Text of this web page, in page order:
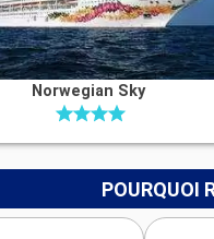
Norwegian Sky
POURQUOI